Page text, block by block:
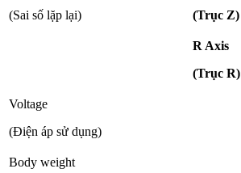
(Sai số lặp lại)
(Trục Z)
R Axis
(Trục R)
Voltage
(Điện áp sử dụng)
Body weight